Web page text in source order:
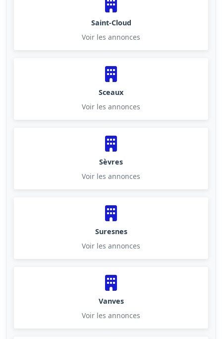
Saint-Cloud
Voir les annonces
Sceaux
Voir les annonces
Sèvres
Voir les annonces
Suresnes
Voir les annonces
Vanves
Voir les annonces